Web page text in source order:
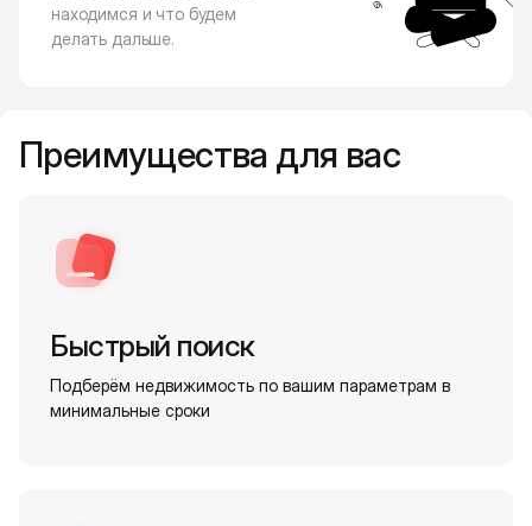
находимся и что будем
делать дальше.
Преимущества для вас
Быстрый поиск
Подберём недвижимость по вашим параметрам в
минимальные сроки